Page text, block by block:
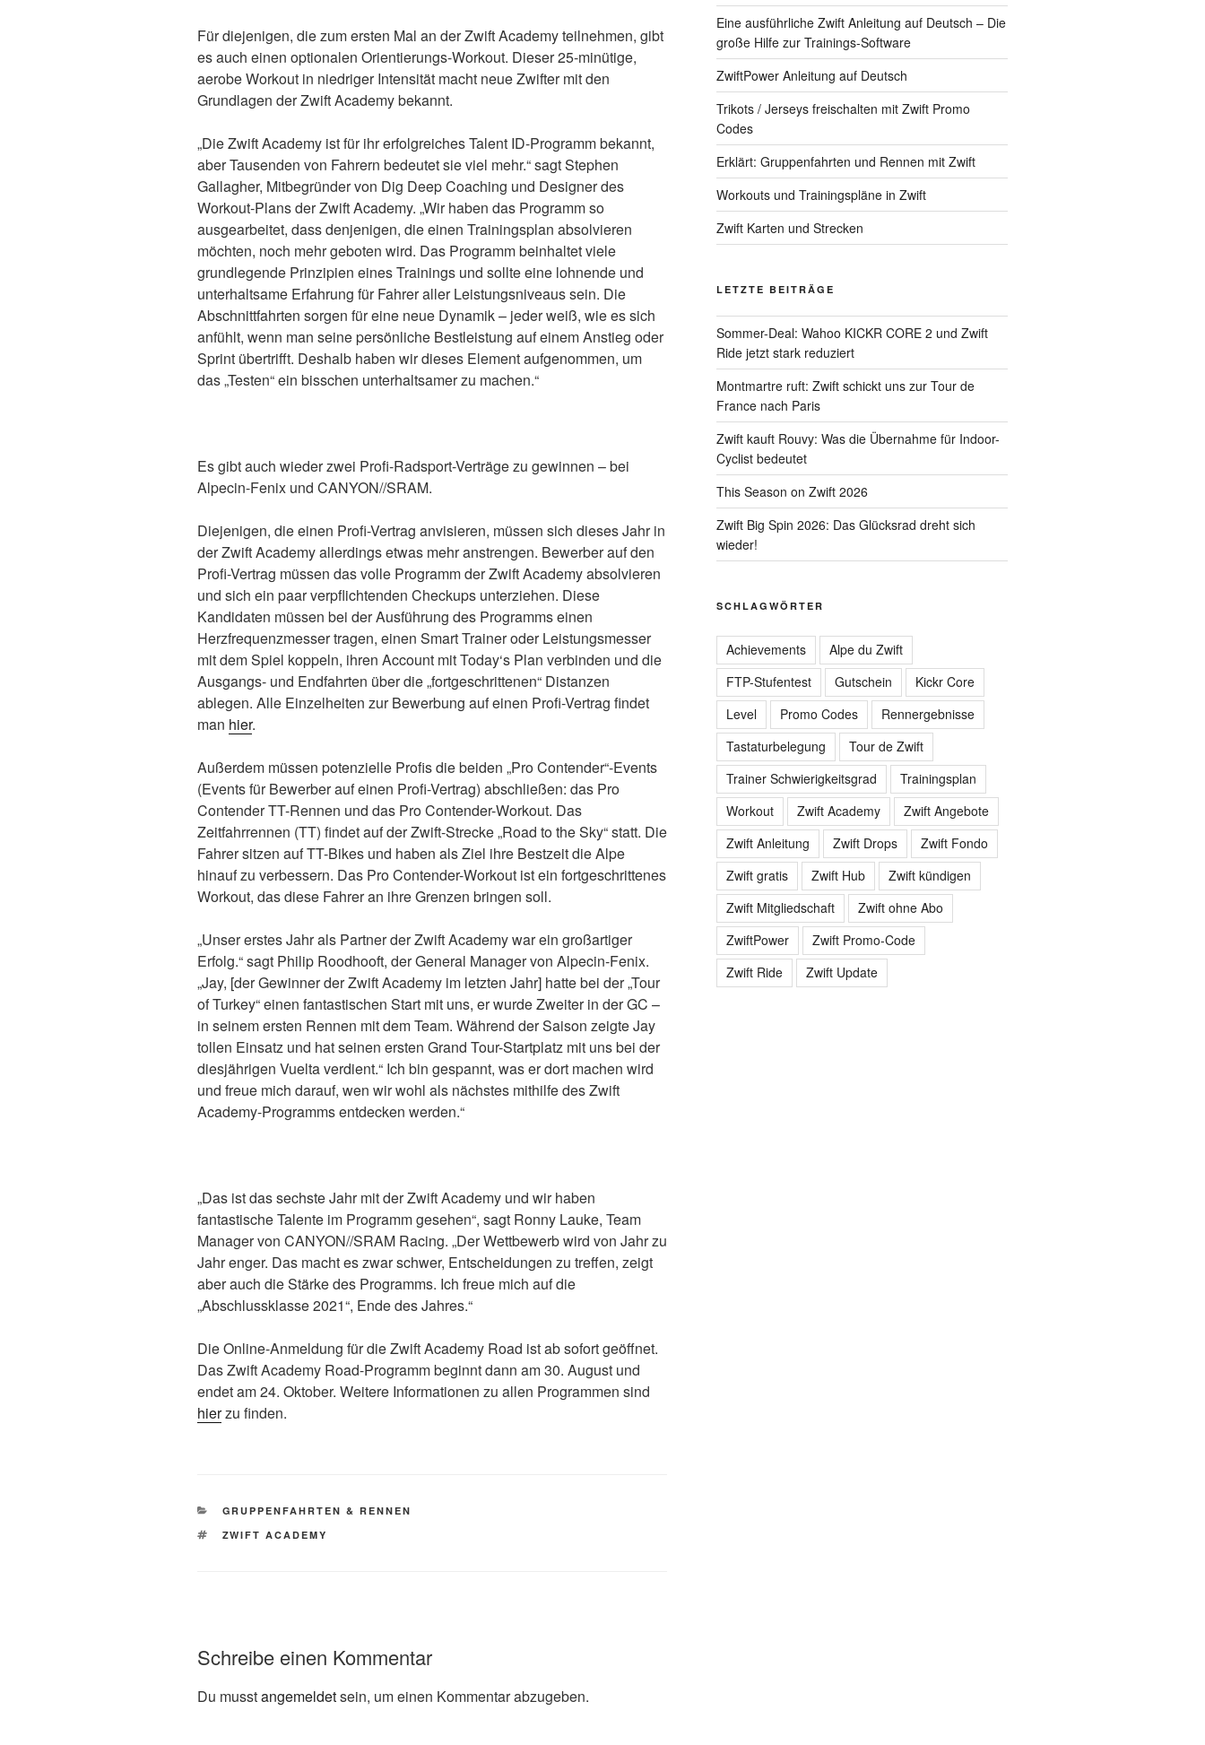
Für diejenigen, die zum ersten Mal an der Zwift Academy teilnehmen, gibt
es auch einen optionalen Orientierungs-Workout. Dieser 25-minütige,
aerobe Workout in niedriger Intensität macht neue Zwifter mit den
Grundlagen der Zwift Academy bekannt.
„Die Zwift Academy ist für ihr erfolgreiches Talent ID-Programm bekannt,
aber Tausenden von Fahrern bedeutet sie viel mehr.“ sagt Stephen
Gallagher, Mitbegründer von Dig Deep Coaching und Designer des
Workout-Plans der Zwift Academy. „Wir haben das Programm so
ausgearbeitet, dass denjenigen, die einen Trainingsplan absolvieren
möchten, noch mehr geboten wird. Das Programm beinhaltet viele
grundlegende Prinzipien eines Trainings und sollte eine lohnende und
unterhaltsame Erfahrung für Fahrer aller Leistungsniveaus sein. Die
Abschnittfahrten sorgen für eine neue Dynamik – jeder weiß, wie es sich
anfühlt, wenn man seine persönliche Bestleistung auf einem Anstieg oder
Sprint übertrifft. Deshalb haben wir dieses Element aufgenommen, um
das „Testen“ ein bisschen unterhaltsamer zu machen.“
Es gibt auch wieder zwei Profi-Radsport-Verträge zu gewinnen – bei
Alpecin-Fenix und CANYON//SRAM.
Diejenigen, die einen Profi-Vertrag anvisieren, müssen sich dieses Jahr in
der Zwift Academy allerdings etwas mehr anstrengen. Bewerber auf den
Profi-Vertrag müssen das volle Programm der Zwift Academy absolvieren
und sich ein paar verpflichtenden Checkups unterziehen. Diese
Kandidaten müssen bei der Ausführung des Programms einen
Herzfrequenzmesser tragen, einen Smart Trainer oder Leistungsmesser
mit dem Spiel koppeln, ihren Account mit Today‘s Plan verbinden und die
Ausgangs- und Endfahrten über die „fortgeschrittenen“ Distanzen
ablegen. Alle Einzelheiten zur Bewerbung auf einen Profi-Vertrag findet
man hier.
Außerdem müssen potenzielle Profis die beiden „Pro Contender“-Events
(Events für Bewerber auf einen Profi-Vertrag) abschließen: das Pro
Contender TT-Rennen und das Pro Contender-Workout. Das
Zeitfahrrennen (TT) findet auf der Zwift-Strecke „Road to the Sky“ statt. Die
Fahrer sitzen auf TT-Bikes und haben als Ziel ihre Bestzeit die Alpe
hinauf zu verbessern. Das Pro Contender-Workout ist ein fortgeschrittenes
Workout, das diese Fahrer an ihre Grenzen bringen soll.
„Unser erstes Jahr als Partner der Zwift Academy war ein großartiger
Erfolg.“ sagt Philip Roodhooft, der General Manager von Alpecin-Fenix.
„Jay, [der Gewinner der Zwift Academy im letzten Jahr] hatte bei der „Tour
of Turkey“ einen fantastischen Start mit uns, er wurde Zweiter in der GC –
in seinem ersten Rennen mit dem Team. Während der Saison zeigte Jay
tollen Einsatz und hat seinen ersten Grand Tour-Startplatz mit uns bei der
diesjährigen Vuelta verdient.“ Ich bin gespannt, was er dort machen wird
und freue mich darauf, wen wir wohl als nächstes mithilfe des Zwift
Academy-Programms entdecken werden.“
„Das ist das sechste Jahr mit der Zwift Academy und wir haben
fantastische Talente im Programm gesehen“, sagt Ronny Lauke, Team
Manager von CANYON//SRAM Racing. „Der Wettbewerb wird von Jahr zu
Jahr enger. Das macht es zwar schwer, Entscheidungen zu treffen, zeigt
aber auch die Stärke des Programms. Ich freue mich auf die
„Abschlussklasse 2021“, Ende des Jahres.“
Die Online-Anmeldung für die Zwift Academy Road ist ab sofort geöffnet.
Das Zwift Academy Road-Programm beginnt dann am 30. August und
endet am 24. Oktober. Weitere Informationen zu allen Programmen sind
hierzu finden.
KATEGORIEN
GRUPPENFAHRTEN & RENNEN
SCHLAGWÖRTER
ZWIFT ACADEMY
Schreibe einen Kommentar
Du musstangemeldetsein, um einen Kommentar abzugeben.
Eine ausführliche Zwift Anleitung auf Deutsch – Die
große Hilfe zur Trainings-Software
ZwiftPower Anleitung auf Deutsch
Trikots / Jerseys freischalten mit Zwift Promo
Codes
Erklärt: Gruppenfahrten und Rennen mit Zwift
Workouts und Trainingspläne in Zwift
Zwift Karten und Strecken
LETZTE BEITRÄGE
Sommer-Deal: Wahoo KICKR CORE 2 und Zwift
Ride jetzt stark reduziert
Montmartre ruft: Zwift schickt uns zur Tour de
France nach Paris
Zwift kauft Rouvy: Was die Übernahme für Indoor-
Cyclist bedeutet
This Season on Zwift 2026
Zwift Big Spin 2026: Das Glücksrad dreht sich
wieder!
SCHLAGWÖRTER
Achievements
Alpe du Zwift
FTP-Stufentest
Gutschein
Kickr Core
Level
Promo Codes
Rennergebnisse
Tastaturbelegung
Tour de Zwift
Trainer Schwierigkeitsgrad
Trainingsplan
Workout
Zwift Academy
Zwift Angebote
Zwift Anleitung
Zwift Drops
Zwift Fondo
Zwift gratis
Zwift Hub
Zwift kündigen
Zwift Mitgliedschaft
Zwift ohne Abo
ZwiftPower
Zwift Promo-Code
Zwift Ride
Zwift Update